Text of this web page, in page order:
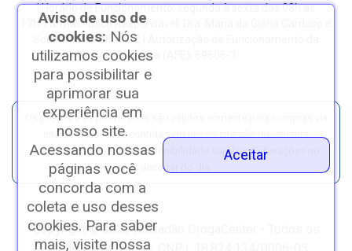
| Horário de Funcionamento: segunda à sexta das 08h as
17h.Farmacêutico Responsável: Dra. Maria da Glória Cardoso e
Sousa | CRF/DF: 4612 | Autorização de Funcionamento da
Empresa (AFE): 69606-3
Os preços e as promoções são válidos somente para compras via
internet. | As fotos contidas em nosso site são meramente
ilustrativas. | *Preços e disponibilidade sujeitos a alterações no
decorrer do dia.
Copyright © 2023 Atacadão DrogaCenter - Todos os
direitos reservados. CNPJ: 18.824.134/0006-05
Aviso de uso de
cookies: Nós
utilizamos cookies
para possibilitar e
aprimorar sua
experiência em
nosso site.
Acessando nossas
páginas você
concorda com a
coleta e uso desses
cookies. Para saber
mais, visite nossa
Aceitar